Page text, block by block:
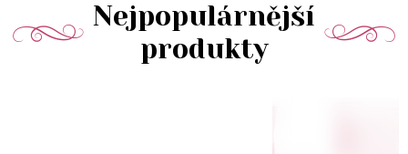
Nejpopulárnější
produkty